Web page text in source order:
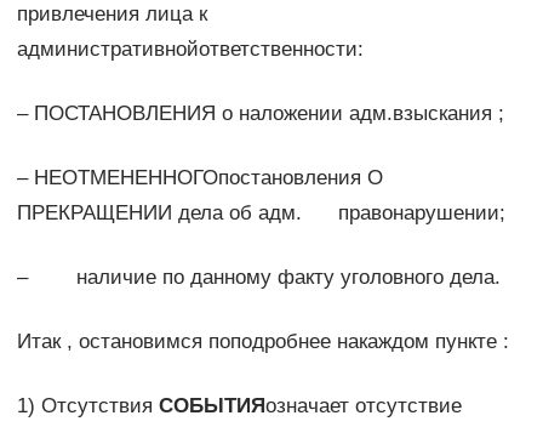
привлечения лица к
административнойответственности:
– ПОСТАНОВЛЕНИЯ о наложении адм.взыскания ;
– НЕОТМЕНЕННОГОпостановления О
ПРЕКРАЩЕНИИ дела об адм. правонарушении;
– наличие по данному факту уголовного дела.
Итак , остановимся поподробнее накаждом пункте :
1) Отсутствия СОБЫТИЯозначает отсутствие